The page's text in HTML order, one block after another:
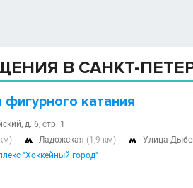
В САНКТ-
катания
д. 6, стр. 1
 Ладожская (1,9 км)  Улица
"Хоккейный город"